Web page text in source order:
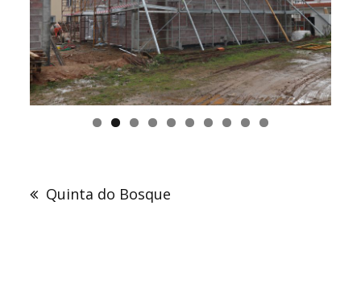
artigos
Quinta do Bosque